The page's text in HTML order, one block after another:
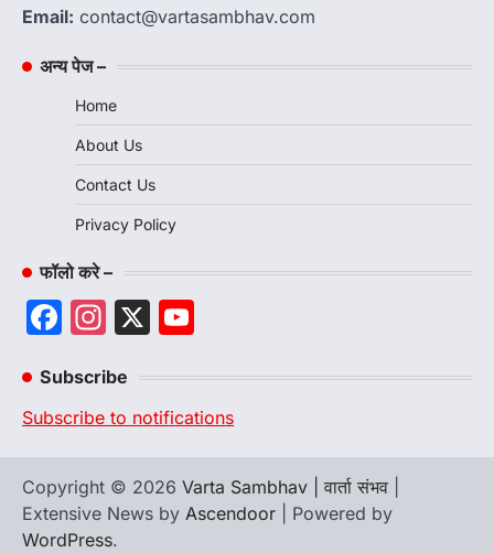
Email: contact@vartasambhav.com
अन्य पेज –
Home
About Us
Contact Us
Privacy Policy
फॉलो करे –
Facebook
Instagram
X
Subscribe
Subscribe to notifications
Copyright © 2026 Varta Sambhav | वार्ता संभव
Extensive News by Ascendoor | Powered by
WordPress.